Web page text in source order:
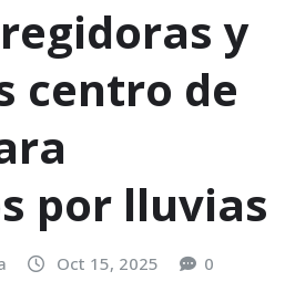
y
centro de
por lluvias
Oct 15, 2025 0